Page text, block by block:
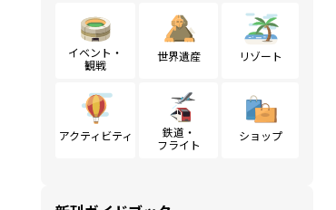
イベント・
観戦
世界遺産 リゾート
アクティビティ
鉄道・
フライト
ショップ